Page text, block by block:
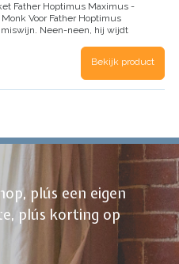
Father Hoptimus Maximus -
Monk Voor Father Hoptimus
Neen-neen, hij wijdt
vind je hem terug in de
het klooster. Lustig mout aan…
Bekijk product
plús een eigen
plús korting op